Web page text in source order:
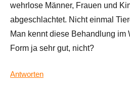
wehrlose Männer, Frauen und
abgeschlachtet. Nicht einmal
Man kennt diese Behandlung im
Form ja sehr gut, nicht?
Antworten